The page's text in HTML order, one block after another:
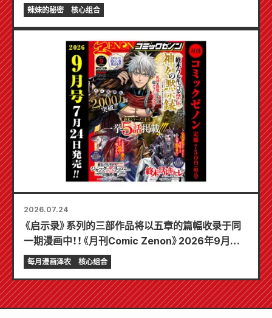
《辣妹新娘的秘密》最新第6卷将于10月20日发售！
辣妹的秘密 核心组合
2026.07.24
《启示录》系列的三部作品将以五章的篇幅收录于同
一期漫画中！！《月刊Comic Zenon》2026年9月刊
将于7月24日发售！！
每月漫画泽农 核心组合